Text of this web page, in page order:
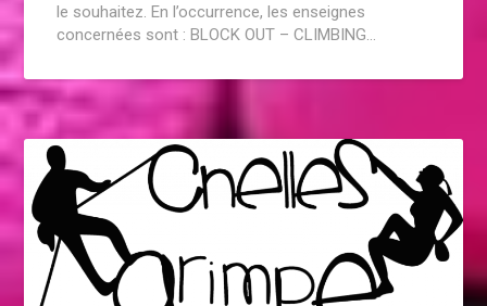
le souhaitez. En l’occurrence, les enseignes
concernées sont : BLOCK OUT – CLIMBING…